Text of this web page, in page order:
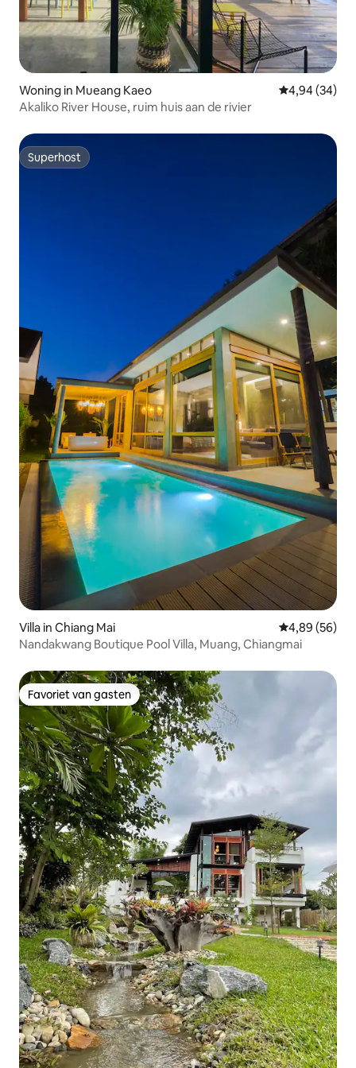
Woning in Mueang Kaeo Gemiddelde
4,94 (34)
Akaliko River House, ruim huis aan de rivier
Superhost
Superhost
Villa in Chiang Mai Gemiddelde
4,89 (56)
Nandakwang Boutique Pool Villa, Muang, Chiangmai
Favoriet van gasten
Favoriet van gasten